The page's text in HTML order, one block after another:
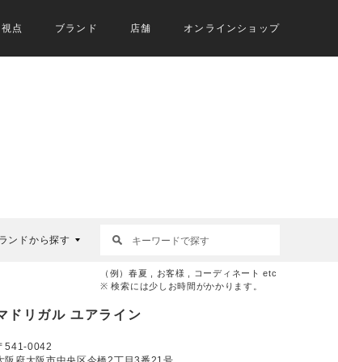
視点 ブランド 店舗 オンラインショップ
ンドから探す
（例）春夏 , お客様 , コーディネート etc
※ 検索には少しお時間がかかります。
ドリガル ユアライン
541-0042